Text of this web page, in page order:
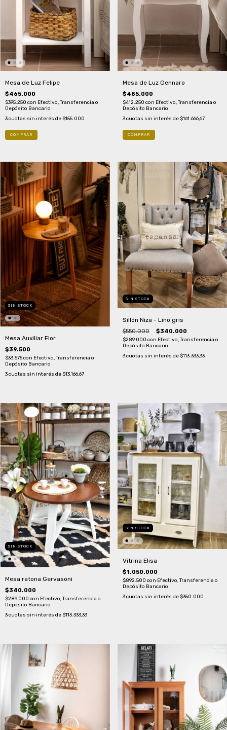
Mesa de Luz Felipe
$465.000
$395.250 con Efectivo, Transferencia o
Depósito Bancario
3cuotas sin interés de $155.000
Mesa de Luz Gennaro
$485.000
$412.250 con Efectivo, Transferencia o
Depósito Bancario
3 cuotas sin interés de $161.666,67
SIN STOCK
Mesa Auxiliar Flor
$39.500
$33.575con Efectivo, Transferencia o
Depósito Bancario
3cuotas sin interés de $13.166,67
SIN STOCK
Sillón Niza - Lino gris
$550.000 $340.000
$289.000 con Efectivo, Transferencia o
Depósito Bancario
3 cuotas sin interés de $113.333,33
SIN STOCK
Mesa ratona Gervasoni
$340.000
$289.000 con Efectivo, Transferencia o
Depósito Bancario
3cuotas sin interés de $113.333,33
SIN STOCK
Vitrina Elisa
$1.050.000
$892.500 con Efectivo, Transferencia o
Depósito Bancario
3 cuotas sin interés de $350.000